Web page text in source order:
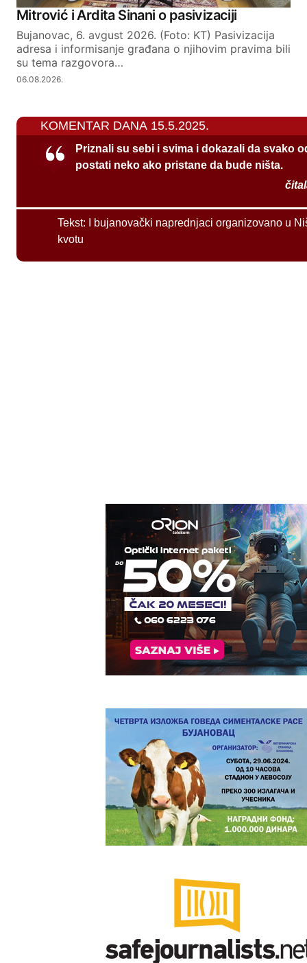
Mitrović i Ardita Sinani o pasivizaciji
Bujanovac, 6. avgust 2026. (Foto: KT) Pasivizacija
adresa i informisanje građana o njihovim pravima bili
su tema razgovora…
06.08.2026.
KOMENTAR DANA 15.5.2025.
Priznali su sebi i svima i dokazali da svako
postati neko ako pristane da bude ništa.
Tekst:
I bujanovački naprednjaci organizovano u
kvotu